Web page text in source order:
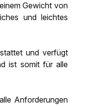
Gewicht von
und leichtes
und verfügt
ist somit für alle
Anforderungen